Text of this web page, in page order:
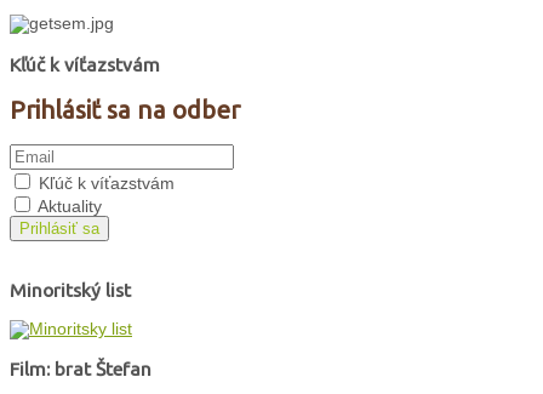
Kľúč k víťazstvám
Prihlásiť sa na odber
Kľúč k víťazstvám
Aktuality
Prihlásiť sa
Minoritský list
Film: brat Štefan